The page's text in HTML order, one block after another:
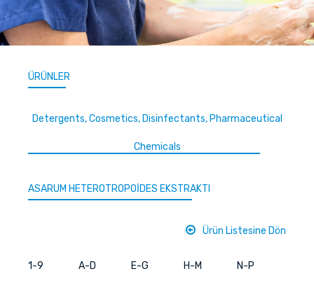
ÜRÜNLER
Detergents, Cosmetics, Disinfectants, Pharmaceutical
Chemicals
ASARUM HETEROTROPOİDES EKSTRAKTI
Ürün Listesine Dön
1-9 A-D E-G H-M N-P